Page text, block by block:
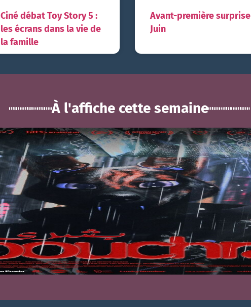
Ciné débat Toy Story 5 :
les écrans dans la vie de
la famille
Avant-première surprise
Juin
À l'affiche cette semaine
BOUCHRA